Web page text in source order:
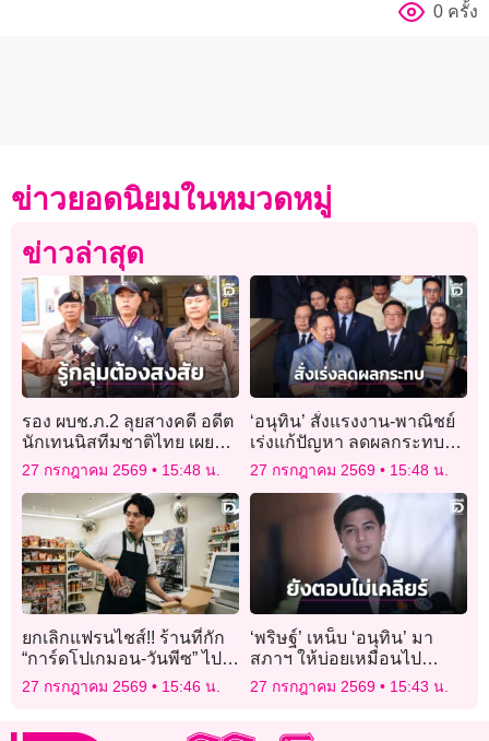
0 ครั้ง
ข่าวยอดนิยมในหมวดหมู่
ข่าวล่าสุด
รอง ผบช.ภ.2 ลุยสางคดี อดีต
นักเทนนิสทีมชาติไทย เผยรู้
กลุ่มผู้ต้องสงสัยแล้ว
27 กรกฎาคม 2569 15:48 น.
‘อนุทิน’ สั่งแรงงาน-พาณิชย์
เร่งแก้ปัญหา ลดผลกระทบ
ภาษีสหรัฐ 12.5%
27 กรกฎาคม 2569 15:48 น.
ยกเลิกแฟรนไชส์!! ร้านที่กัก
“การ์ดโปเกมอน-วันพีซ” ไป
ขายต่อ
27 กรกฎาคม 2569 15:46 น.
‘พริษฐ์’ เหน็บ ‘อนุทิน’ มา
สภาฯ ให้บ่อยเหมือนไป
รร.พูลแมน ขอให้ดีเอสไอ
ตรวจสอบกล้องวงจรปิด
27 กรกฎาคม 2569 15:43 น.